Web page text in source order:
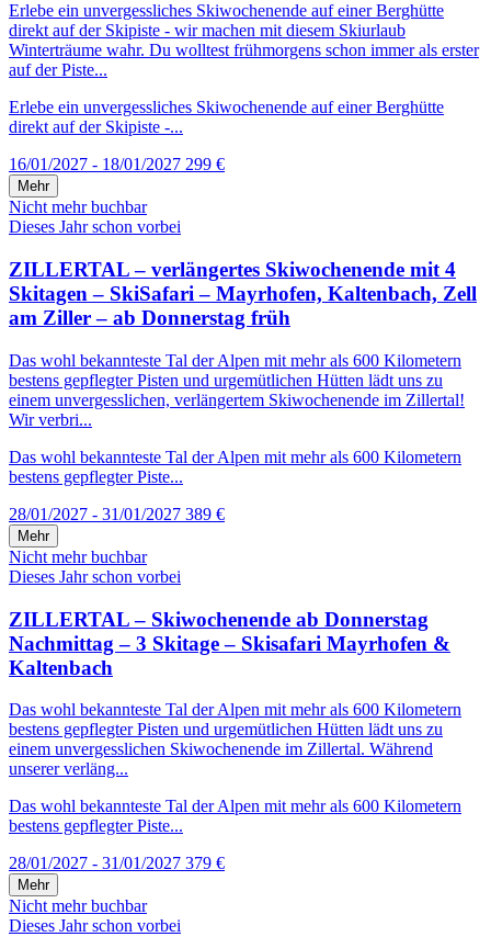
Erlebe ein unvergessliches Skiwochenende auf einer Berghütte
direkt auf der Skipiste - wir machen mit diesem Skiurlaub
Winterträume wahr. Du wolltest frühmorgens schon immer als erster
auf der Piste...
Erlebe ein unvergessliches Skiwochenende auf einer Berghütte
direkt auf der Skipiste -...
16/01/2027 - 18/01/2027 299 €
Mehr
Nicht mehr buchbar
Dieses Jahr schon vorbei
ZILLERTAL – verlängertes Skiwochenende mit 4
Skitagen – SkiSafari – Mayrhofen, Kaltenbach, Zell
am Ziller – ab Donnerstag früh
Das wohl bekannteste Tal der Alpen mit mehr als 600 Kilometern
bestens gepflegter Pisten und urgemütlichen Hütten lädt uns zu
einem unvergesslichen, verlängertem Skiwochenende im Zillertal!
Wir verbri...
Das wohl bekannteste Tal der Alpen mit mehr als 600 Kilometern
bestens gepflegter Piste...
28/01/2027 - 31/01/2027 389 €
Mehr
Nicht mehr buchbar
Dieses Jahr schon vorbei
ZILLERTAL – Skiwochenende ab Donnerstag
Nachmittag – 3 Skitage – Skisafari Mayrhofen &
Kaltenbach
Das wohl bekannteste Tal der Alpen mit mehr als 600 Kilometern
bestens gepflegter Pisten und urgemütlichen Hütten lädt uns zu
einem unvergesslichen Skiwochenende im Zillertal. Während
unserer verläng...
Das wohl bekannteste Tal der Alpen mit mehr als 600 Kilometern
bestens gepflegter Piste...
28/01/2027 - 31/01/2027 379 €
Mehr
Nicht mehr buchbar
Dieses Jahr schon vorbei